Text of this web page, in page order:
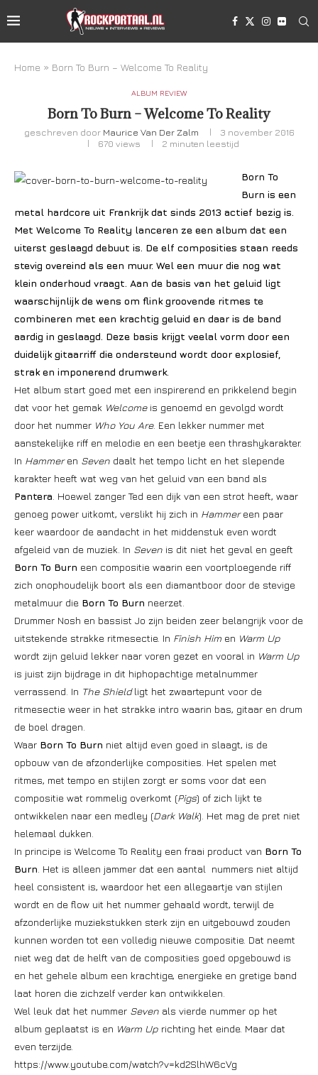
Home » Born To Burn – Welcome To Reality
ALBUM REVIEW
Born To Burn – Welcome To Reality
geschreven door Maurice Van Der Zalm
3 november 2016
670 views 2 minuten leestijd
Born To
Burn is een
metal hardcore uit Frankrijk dat sinds 2013 actief bezig is.
Met Welcome To Reality lanceren ze een album dat een
uiterst geslaagd debuut is. De elf composities staan reeds
stevig overeind als een muur. Wel een muur die nog wat
klein onderhoud vraagt. Aan de basis van het geluid ligt
waarschijnlijk de wens om flink groovende ritmes te
combineren met een krachtig geluid en daar is de band
aardig in geslaagd. Deze basis krijgt veelal vorm door een
duidelijk gitaarriff die ondersteund wordt door explosief,
strak en imponerend drumwerk.
Het album start goed met een inspirerend en prikkelend begin
dat voor het gemak Welcomeis genoemd en gevolgd wordt
door het nummer Who You Are. Een lekker nummer met
aanstekelijke riff en melodie en een beetje een thrashykarakter.
In Hammeren Seven daalt het tempo licht en het slepende
karakter heeft wat weg van het geluid van een band als
Pantera . Hoewel zanger Ted een dijk van een strot heeft, waar
genoeg power uitkomt, verslikt hij zich in Hammereen paar
keer waardoor de aandacht in het middenstuk even wordt
afgeleid van de muziek. In Seven is dit niet het geval en geeft
Born To Burn een compositie waarin een voortploegende riff
zich onophoudelijk boort als een diamantboor door de stevige
metalmuur die Born To Burn neerzet.
Drummer Nosh en bassist Jo zijn beiden zeer belangrijk voor de
uitstekende strakke ritmesectie. In Finish Him en Warm Up
wordt zijn geluid lekker naar voren gezet en vooral in Warm Up
is juist zijn bijdrage in dit hiphopachtige metalnummer
verrassend. In The Shieldligt het zwaartepunt voor de
ritmesectie weer in het strakke intro waarin bas, gitaar en drum
de boel dragen.
Waar Born To Burn niet altijd even goed in slaagt, is de
opbouw van de afzonderlijke composities. Het spelen met
ritmes, met tempo en stijlen zorgt er soms voor dat een
compositie wat rommelig overkomt (Pigs) of zich lijkt te
ontwikkelen naar een medley (Dark Walk). Het mag de pret niet
helemaal dukken.
In principe is Welcome To Reality een fraai product van Born To
Burn . Het is alleen jammer dat een aantal nummers niet altijd
heel consistent is, waardoor het een allegaartje van stijlen
wordt en de flow uit het nummer gehaald wordt, terwijl de
afzonderlijke muziekstukken sterk zijn en uitgebouwd zouden
kunnen worden tot een volledig nieuwe compositie. Dat neemt
niet weg dat de helft van de composities goed opgebouwd is
en het gehele album een krachtige, energieke en gretige band
laat horen die zichzelf verder kan ontwikkelen.
Wel leuk dat het nummer Seven als vierde nummer op het
album geplaatst is en Warm Up richting het einde. Maar dat
even terzijde.
https://www.youtube.com/watch?v=kd2SlhW6cVg